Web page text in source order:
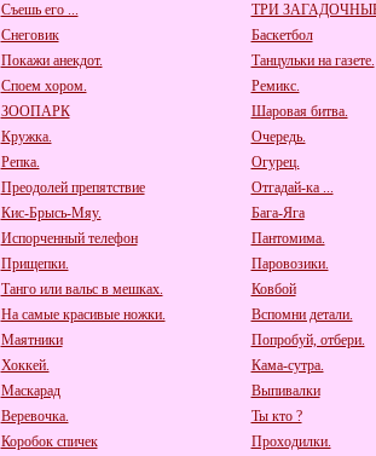
Съешь его ...
ТРИ
Снеговик
Баскетбол
Покажи анекдот.
Танцульки на газете.
Споем хором.
Ремикс.
ЗООПАРК
Шаровая битва.
Кружка.
Очередь.
Репка.
Огурец.
Преодолей препятствие
Отгадай-ка ...
Кис-Брысь-Мяу.
Бага-Яга
Испорченный телефон
Пантомима.
Прищепки.
Паровозики.
Танго или вальс в мешках.
Ковбой
На самые красивые ножки.
Вспомни детали.
Маятники
Попробуй, отбери.
Хоккей.
Кама-сутра.
Маскарад
Выпивалки
Веревочка.
Ты кто ?
Коробок спичек
Проходилки.